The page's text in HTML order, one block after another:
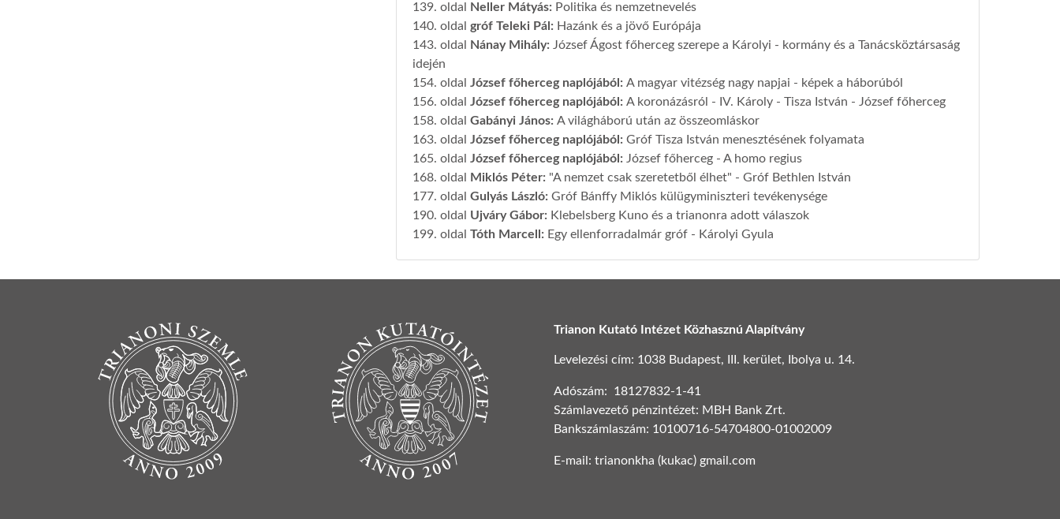
139. oldal
Neller Mátyás: Politika és nemzetnevelés
140. oldal gróf Teleki Pál : Hazánk és a jövő Európája
143. oldal
Nánay Mihály: József Ágost főherceg szerepe a Károlyi - kormány és a Tanácsköztársaság
idején
154. oldal József főherceg naplójából : A magyar vitézség nagy napjai - képek a háborúból
156. oldal József főherceg naplójából : A koronázásról - IV. Károly - Tisza István - József főherceg
158. oldal Gabányi János: A világháború után az összeomláskor
163. oldal József főherceg naplójából : Gróf Tisza István menesztésének folyamata
165. oldal József főherceg naplójából : József főherceg - A homo regius
168. oldal
Miklós Péter: "A nemzet csak szeretetből élhet" - Gróf Bethlen István
177. oldal Gulyás László: Gróf Bánffy Miklós külügyminiszteri tevékenysége
190. oldal Ujváry Gábor: Klebelsberg Kuno és a trianonra adott válaszok
199. oldal Tóth Marcell : Egy ellenforradalmár gróf - Károlyi Gyula
Trianon Kutató Intézet Közhasznú Alapítvány
Levelezési cím: 1038 Budapest, III. kerület, Ibolya u. 14.
Adószám: 18127832-1-41
Számlavezető pénzintézet: MBH Bank Zrt.
Bankszámlaszám: 10100716-54704800-01002009
E-mail: trianonkha (kukac) gmail.com